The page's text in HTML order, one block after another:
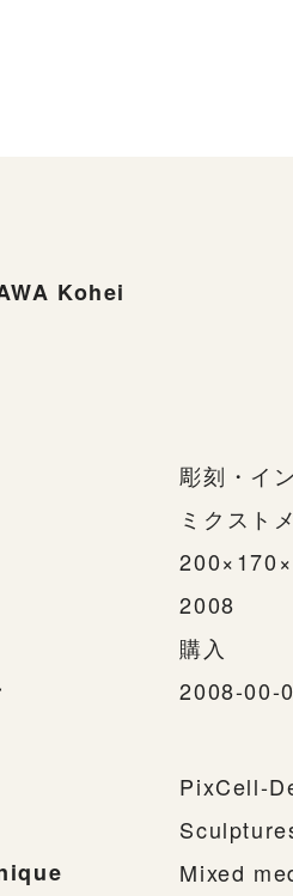
Kohei
彫刻・イ
ミクスト
2008
購入
2008-00-
PixCell-
Mixed